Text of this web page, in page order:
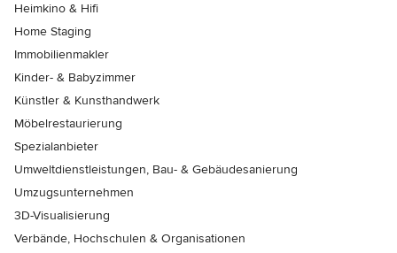
Heimkino & Hifi
Home Staging
Immobilienmakler
Kinder- & Babyzimmer
Künstler & Kunsthandwerk
Möbelrestaurierung
Spezialanbieter
Umweltdienstleistungen, Bau- & Gebäudesanierung
Umzugsunternehmen
3D-Visualisierung
Verbände, Hochschulen & Organisationen